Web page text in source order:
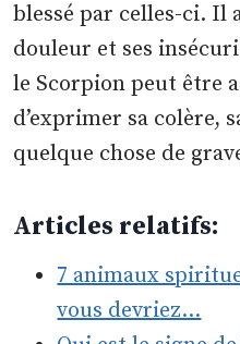
blessé par celles-ci. Il
douleur et ses
le Scorpion peut être
d’exprimer sa colère,
quelque chose de
Articles relatifs:
7 animaux
vous devriez…